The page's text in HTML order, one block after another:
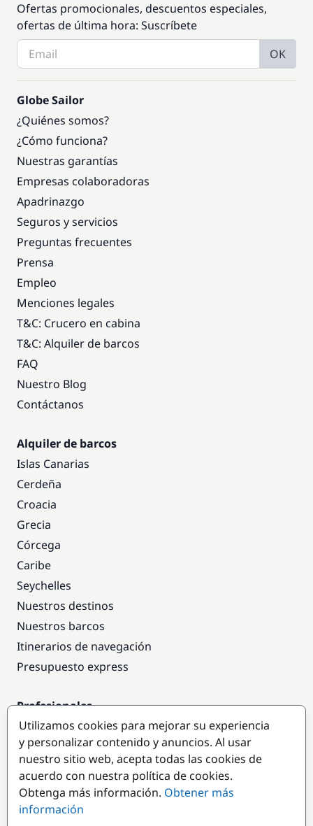
Ofertas promocionales, descuentos especiales,
ofertas de última hora: Suscríbete
OK
Globe Sailor
¿Quiénes somos?
¿Cómo funciona?
Nuestras garantías
Empresas colaboradoras
Apadrinazgo
Seguros y servicios
Preguntas frecuentes
Prensa
Empleo
Menciones legales
T&C: Crucero en cabina
T&C: Alquiler de barcos
FAQ
Nuestro Blog
Contáctanos
Alquiler de barcos
Islas Canarias
Cerdeña
Croacia
Grecia
Córcega
Caribe
Seychelles
Nuestros destinos
Nuestros barcos
Itinerarios de navegación
Presupuesto express
Profesionales
Acceso empresas
Colaborar como empresa
Destinos populares
Utilizamos cookies para mejorar su experiencia
y personalizar contenido y anuncios. Al usar
nuestro sitio web, acepta todas las cookies de
acuerdo con nuestra política de cookies.
Obtenga más información. Obtener más
información